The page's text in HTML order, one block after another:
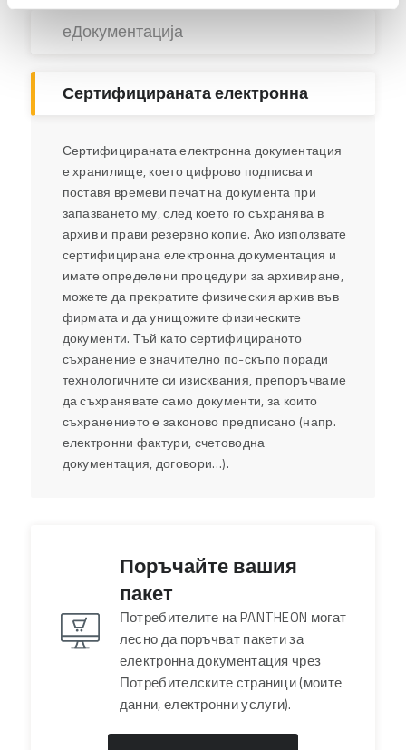
еДокументација
Сертифицираната електронна
Сертифицираната електронна документация
е хранилище, което цифрово подписва и
поставя времеви печат на документа при
запазването му, след което го съхранява в
архив и прави резервно копие. Ако използвате
сертифицирана електронна документация и
имате определени процедури за архивиране,
можете да прекратите физическия архив във
фирмата и да унищожите физическите
документи. Тъй като сертифицираното
съхранение е значително по-скъпо поради
технологичните си изисквания, препоръчваме
да съхранявате само документи, за които
съхранението е законово предписано (напр.
електронни фактури, счетоводна
документация, договори…).
Поръчайте вашия
пакет
Потребителите на PANTHEON могат
лесно да поръчват пакети за
електронна документация чрез
Потребителските страници (моите
данни, електронни услуги).